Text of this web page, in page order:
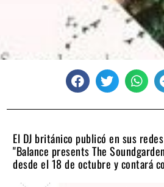
El DJ británico publicó en sus
"Balance presents The
desde el 18 de octubre y contará